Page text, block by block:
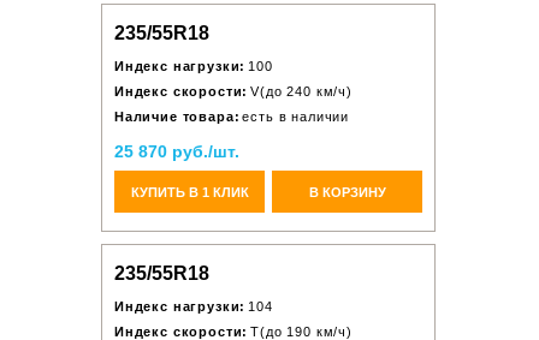
235/55R18
Индекс нагрузки: 100
Индекс скорости: V(до 240 км/ч)
Наличие товара: есть в наличии
25 870 руб./шт.
КУПИТЬ В 1 КЛИК В КОРЗИНУ
235/55R18
Индекс нагрузки: 104
Индекс скорости: T(до 190 км/ч)